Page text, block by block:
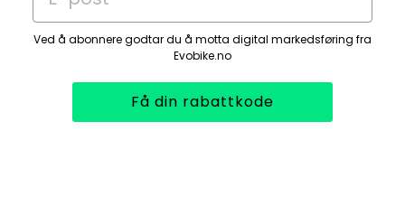
Ved å abonnere godtar du å motta digital markedsføring fra
Evobike.no
Få din rabattkode